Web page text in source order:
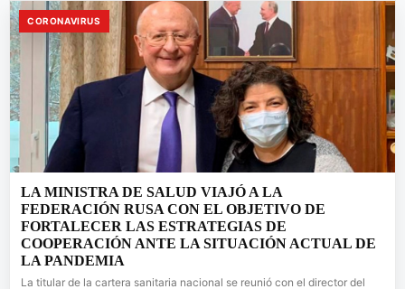
CORONAVIRUS
LA MINISTRA DE SALUD VIAJÓ A LA
FEDERACIÓN RUSA CON EL OBJETIVO DE
FORTALECER LAS ESTRATEGIAS DE
COOPERACIÓN ANTE LA SITUACIÓN ACTUAL DE
LA PANDEMIA
La titular de la cartera sanitaria nacional se reunió con el director del